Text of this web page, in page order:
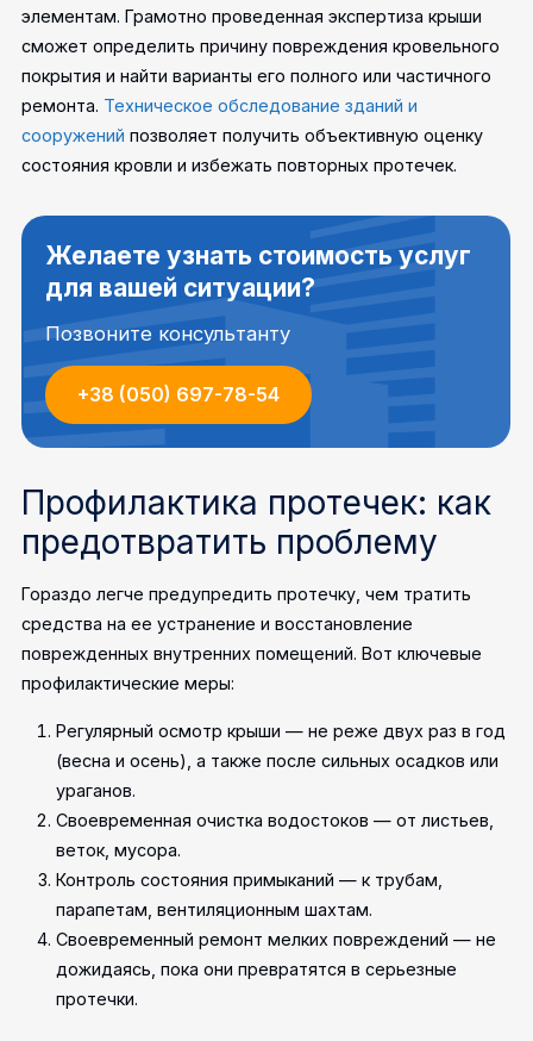
элементам.Грамотно проведенная экспертиза крыши
сможет определить причину повреждения кровельного
покрытия и найти варианты его полного или частичного
ремонта. Техническое обследование зданий и
сооружений позволяет получить объективную оценку
состояния кровли и избежать повторных протечек.
Желаете узнать стоимость услуг
для вашей ситуации?
Позвоните консультанту
+38 (050) 697-78-54
Профилактика протечек: как
предотвратить проблему
Гораздо легче предупредить протечку, чем тратить
средства на ее устранение и восстановление
поврежденных внутренних помещений. Вот ключевые
профилактические меры:
Регулярный осмотр крыши — не реже двух раз в год
(весна и осень), а также после сильных осадков или
ураганов.
Своевременная очистка водостоков — от листьев,
веток, мусора.
Контроль состояния примыканий — к трубам,
парапетам, вентиляционным шахтам.
Своевременный ремонт мелких повреждений — не
дожидаясь, пока они превратятся в серьезные
протечки.